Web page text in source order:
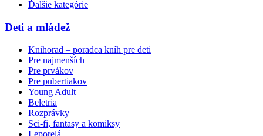
Ďalšie kategórie
Deti a mládež
Knihorad – poradca kníh pre deti
Pre najmenších
Pre prvákov
Pre pubertiakov
Young Adult
Beletria
Rozprávky
Sci-fi, fantasy a komiksy